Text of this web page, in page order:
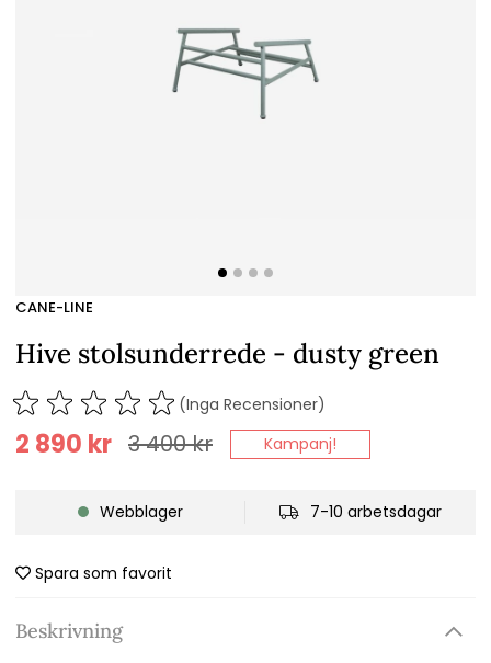
CANE-LINE
Hive stolsunderrede - dusty green
(Inga Recensioner)
3 400kr
2 890 kr Kampanj!
Webblager 7-10 arbetsdagar
Spara som favorit
Beskrivning